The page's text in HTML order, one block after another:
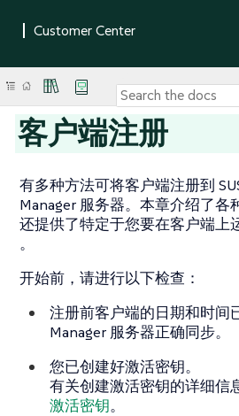
客户端注册
有多种方法可将客户端注册到
Manager 服务器。本章介绍了各
还提供了特定于您要在客户端上
。
开始前，请进行以下检查：
注册前客户端的日期和时间
Manager 服务器正确同步。
您已创建好激活密钥。
有关创建激活密钥的详细信
激活密钥。